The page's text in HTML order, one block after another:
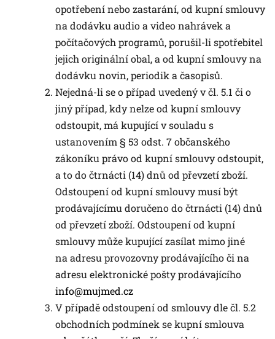
opotřebení nebo zastarání, od kupní smlouvy
na dodávku audio a video nahrávek a
počítačových programů, porušil-li spotřebitel
jejich originální obal, a od kupní smlouvy na
dodávku novin, periodik a časopisů.
Nejedná-li se o případ uvedený v čl. 5.1 či o
jiný případ, kdy nelze od kupní smlouvy
odstoupit, má kupující v souladu s
ustanovením § 53 odst. 7 občanského
zákoníku právo od kupní smlouvy odstoupit,
a to do čtrnácti (14) dnů od převzetí zboží.
Odstoupení od kupní smlouvy musí být
prodávajícímu doručeno do čtrnácti (14) dnů
od převzetí zboží. Odstoupení od kupní
smlouvy může kupující zasílat mimo jiné
na adresu provozovny prodávajícího či na
adresu elektronické pošty prodávajícího
info@mujmed.cz
V případě odstoupení od smlouvy dle čl. 5.2
obchodních podmínek se kupní smlouva